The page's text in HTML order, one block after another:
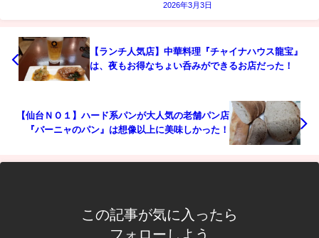
2026年3月3日
【ランチ人気店】中華料理『チャイナハウス龍宝』
は、夜もお得なちょい呑みができるお店だった！
【仙台ＮＯ１】ハード系パンが大人気の老舗パン店
『バーニャのパン』は想像以上に美味しかった！
この記事が気に入ったら
フォローしよう